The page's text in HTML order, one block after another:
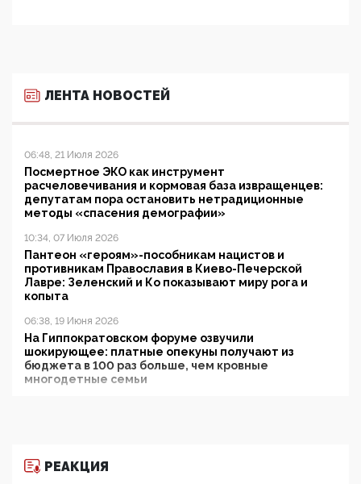
ЛЕНТА НОВОСТЕЙ
06:48, 21 Июля 2026
Посмертное ЭКО как инструмент
расчеловечивания и кормовая база извращенцев:
депутатам пора остановить нетрадиционные
методы «спасения демографии»
10:34, 07 Июля 2026
Пантеон «героям»-пособникам нацистов и
противникам Православия в Киево-Печерской
Лавре: Зеленский и Ко показывают миру рога и
копыта
06:38, 19 Июня 2026
На Гиппократовском форуме озвучили
шокирующее: платные опекуны получают из
бюджета в 100 раз больше, чем кровные
многодетные семьи
11:53, 09 Июня 2026
РЕАКЦИЯ